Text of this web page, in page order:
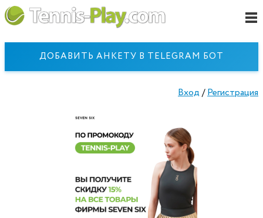
ДОБАВИТЬ АНКЕТУ В TELEGRAM БОТ
Вход /Регистрация